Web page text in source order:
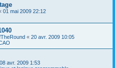
01 mai 2009 22:12
« 20 avr. 2009 10:05
08 avr. 2009 1:53